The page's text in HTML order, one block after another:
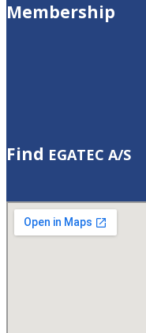
Membership
Find EGATEC A/S